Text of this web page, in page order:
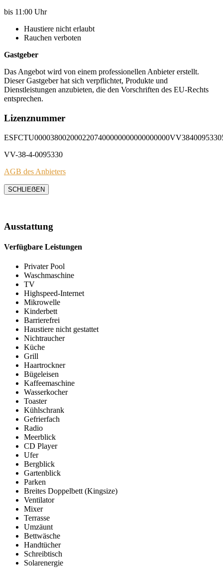
bis 11:00 Uhr
Haustiere nicht erlaubt
Rauchen verboten
Gastgeber
Das Angebot wird von einem professionellen Anbieter erstellt.
Dieser Gastgeber hat sich verpflichtet, Produkte und
Dienstleistungen anzubieten, die den Vorschriften des EU-Rechts
entsprechen.
Lizenznummer
VV-38-4-0095330
AGB des Anbieters
SCHLIEẞEN
Ausstattung
Verfügbare Leistungen
Privater Pool
Waschmaschine
TV
Highspeed-Internet
Mikrowelle
Kinderbett
Barrierefrei
Haustiere nicht gestattet
Nichtraucher
Küche
Grill
Haartrockner
Bügeleisen
Kaffeemaschine
Wasserkocher
Toaster
Kühlschrank
Gefrierfach
Radio
Meerblick
CD Player
Ufer
Bergblick
Gartenblick
Parken
Breites Doppelbett (Kingsize)
Ventilator
Mixer
Terrasse
Umzäunt
Bettwäsche
Handtücher
Schreibtisch
Solarenergie